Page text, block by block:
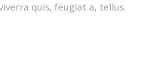
quis, feugiat a, tellus.